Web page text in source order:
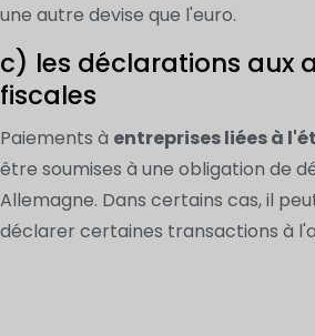
une autre devise que l'euro.
c) les déclarations aux
fiscales
Paiements à entreprises liées à
être soumises à une obligation de
Allemagne. Dans certains cas, il
déclarer certaines transactions à